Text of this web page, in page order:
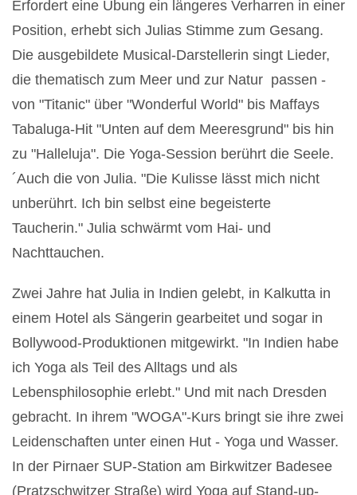
Erfordert eine Übung ein längeres Verharren in einer
Position, erhebt sich Julias Stimme zum Gesang.
Die ausgebildete Musical-Darstellerin singt Lieder,
die thematisch zum Meer und zur Natur passen -
von "Titanic" über "Wonderful World" bis Maffays
Tabaluga-Hit "Unten auf dem Meeresgrund" bis hin
zu "Halleluja". Die Yoga-Session berührt die Seele.
´Auch die von Julia. "Die Kulisse lässt mich nicht
unberührt. Ich bin selbst eine begeisterte
Taucherin." Julia schwärmt vom Hai- und
Nachttauchen.
Zwei Jahre hat Julia in Indien gelebt, in Kalkutta in
einem Hotel als Sängerin gearbeitet und sogar in
Bollywood-Produktionen mitgewirkt. "In Indien habe
ich Yoga als Teil des Alltags und als
Lebensphilosophie erlebt." Und mit nach Dresden
gebracht. In ihrem "WOGA"-Kurs bringt sie ihre zwei
Leidenschaften unter einen Hut - Yoga und Wasser.
In der Pirnaer SUP-Station am Birkwitzer Badesee
(Pratzschwitzer Straße) wird Yoga auf Stand-up-